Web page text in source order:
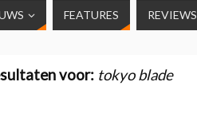
FEATURES REVIEWS
voor: tokyo blade